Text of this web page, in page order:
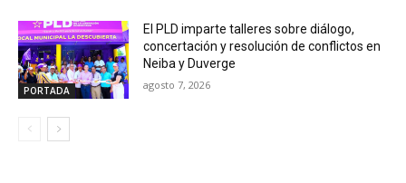
PORTADA
El PLD imparte talleres sobre diálogo,
concertación y resolución de conflictos en
Neiba y Duverge
agosto 7, 2026